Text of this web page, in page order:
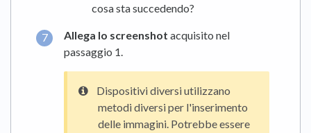
cosa sta succedendo?
Allega lo screenshot acquisito nel
passaggio 1.
Dispositivi diversi utilizzano
metodi diversi per l'inserimento
delle immagini. Potrebbe essere